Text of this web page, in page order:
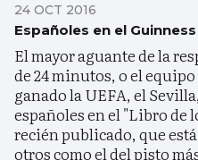
24 OCT 2016
Españoles en el
El mayor aguante de la
de 24 minutos, o el
ganado la UEFA, el
españoles en el "Libro de
recién publicado, que
otros como el del pisto